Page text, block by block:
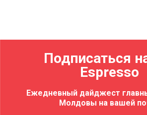
Подписаться
Espresso
Ежедневный дайджест
Молдовы на вашей